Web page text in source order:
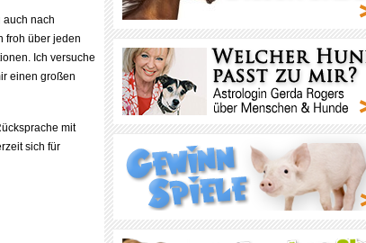
auch nach
froh über jeden
Ich versuche
einen großen
mit
sich für